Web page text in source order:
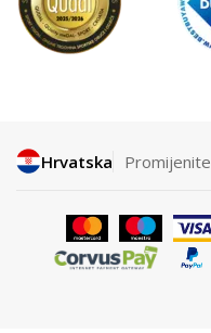
Hrvatska Promijenite